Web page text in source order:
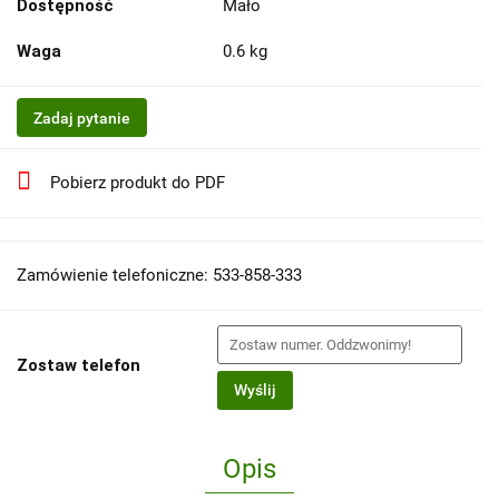
Dostępność Mało
Waga 0.6 kg
Zadaj pytanie
Pobierz produkt do PDF
Zamówienie telefoniczne: 533-858-333
Zostaw telefon
Wyślij
Opis